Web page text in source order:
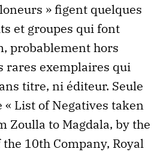
» figent quelques
et groupes qui font
probablement hors
rares exemplaires qui
titre, ni éditeur. Seule
List of Negatives taken
Zoulla to Magdala, by the
10th Company, Royal